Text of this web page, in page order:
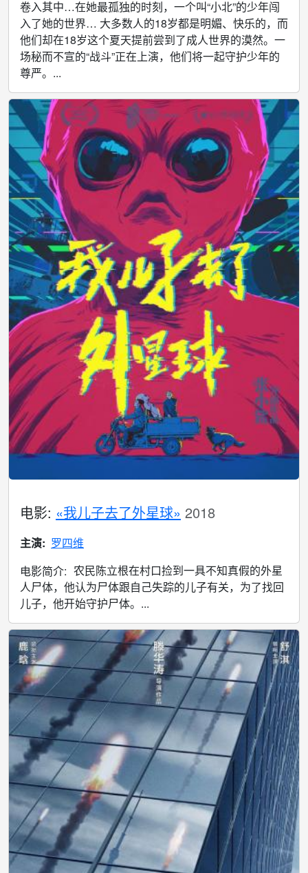
卷入其中…在她最孤独的时刻，一个叫“小北”的少年闯
入了她的世界… 大多数人的18岁都是明媚、快乐的，而
他们却在18岁这个夏天提前尝到了成人世界的漠然。一
场秘而不宣的“战斗”正在上演，他们将一起守护少年的
尊严。...
电影: «我儿子去了外星球» 2018
主演: 罗四维
电影简介: 农民陈立根在村口捡到一具不知真假的外星
人尸体，他认为尸体跟自己失踪的儿子有关，为了找回
儿子，他开始守护尸体。...